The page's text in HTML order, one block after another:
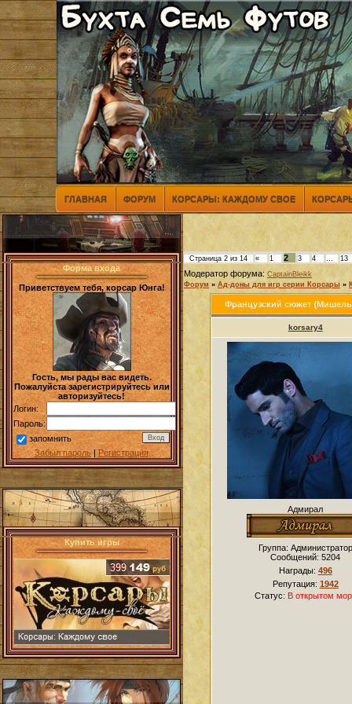
ГЛАВНАЯ ФОРУМ КОРСАРЫ: КАЖДОМУ СВОЕ
Форма входа
Приветствуем тебя, корсар Юнга!
Гость, мы рады вас видеть.
Пожалуйста зарегистрируйтесь или
авторизуйтесь!
Логин:
Пароль:
запомнить
Забыл пароль|Регистрация
Купить игры
Страница 2 из 14 « 1 2 3 4 … 13
Модератор форума: CaptainBleikk
Форум » Ад-доны для игр серии Корсары »
Французский сюжет
korsary4
Адмирал
Группа: Администратор
Сообщений:5204
Награды: 496
Репутация: 1942
Статус: В открытом